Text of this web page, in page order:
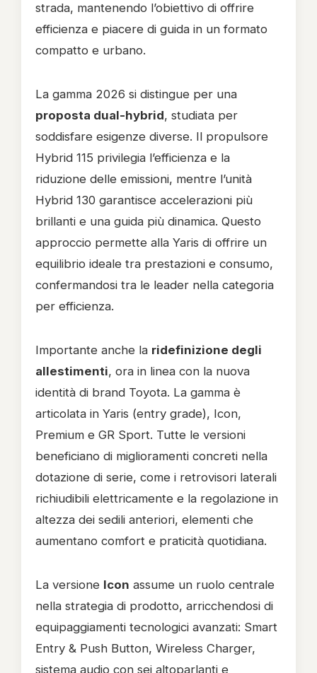
strada, mantenendo l’obiettivo di offrire
efficienza e piacere di guida in un formato
compatto e urbano.
La gamma 2026 si distingue per una
proposta dual-hybrid, studiata per
soddisfare esigenze diverse. Il propulsore
Hybrid 115 privilegia l’efficienza e la
riduzione delle emissioni, mentre l’unità
Hybrid 130 garantisce accelerazioni più
brillanti e una guida più dinamica. Questo
approccio permette alla Yaris di offrire un
equilibrio ideale tra prestazioni e consumo,
confermandosi tra le leader nella categoria
per efficienza.
Importante anche la ridefinizione degli
allestimenti, ora in linea con la nuova
identità di brand Toyota. La gamma è
articolata in Yaris (entry grade), Icon,
Premium e GR Sport. Tutte le versioni
beneficiano di miglioramenti concreti nella
dotazione di serie, come i retrovisori laterali
richiudibili elettricamente e la regolazione in
altezza dei sedili anteriori, elementi che
aumentano comfort e praticità quotidiana.
La versione Icon assume un ruolo centrale
nella strategia di prodotto, arricchendosi di
equipaggiamenti tecnologici avanzati: Smart
Entry & Push Button, Wireless Charger,
sistema audio con sei altoparlanti e